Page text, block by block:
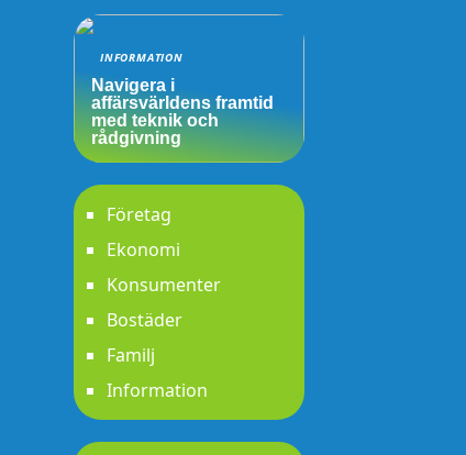
INFORMATION
Navigera i
affärsvärldens framtid
med teknik och
rådgivning
Företag
Ekonomi
Konsumenter
Bostäder
Familj
Information